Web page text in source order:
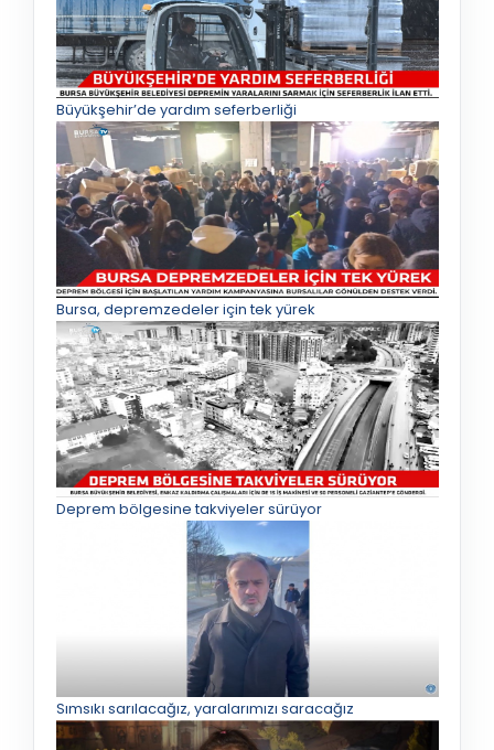
Büyükşehir’de yardım seferberliği
Bursa, depremzedeler için tek yürek
Deprem bölgesine takviyeler sürüyor
Sımsıkı sarılacağız, yaralarımızı saracağız